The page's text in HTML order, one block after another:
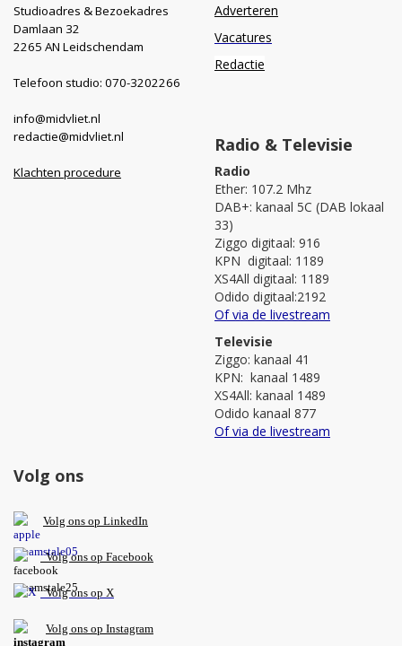
Studioadres & Bezoekadres
Damlaan 32
2265 AN Leidschendam
Telefoon studio: 070-3202266
info@midvliet.nl
redactie@midvliet.nl
Klachten procedure
Adverteren
Vacatures
Redactie
Radio & Televisie
Radio
Ether: 107.2 Mhz
DAB+: kanaal 5C (DAB lokaal
33)
Ziggo digitaal: 916
KPN digitaal: 1189
XS4All digitaal: 1189
Odido digitaal:2192
Of via de livestream
Televisie
Ziggo: kanaal 41
KPN: kanaal 1489
XS4All: kanaal 1489
Odido kanaal 877
Of via de livestream
Volg ons
Volg ons op LinkedIn
Volg ons op Facebook
Volg ons op X
Volg ons op Instagram